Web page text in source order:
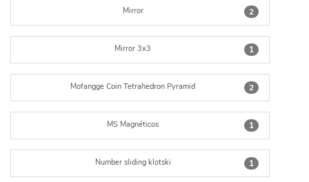
2
Mirror
1
Mirror 3x3
2
Mofangge Coin Tetrahedron Pyramid
1
MS Magnéticos
1
Number sliding klotski